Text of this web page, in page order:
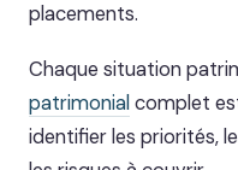
placements.
Chaque situation
patrimonial complet
identifier les priorités,